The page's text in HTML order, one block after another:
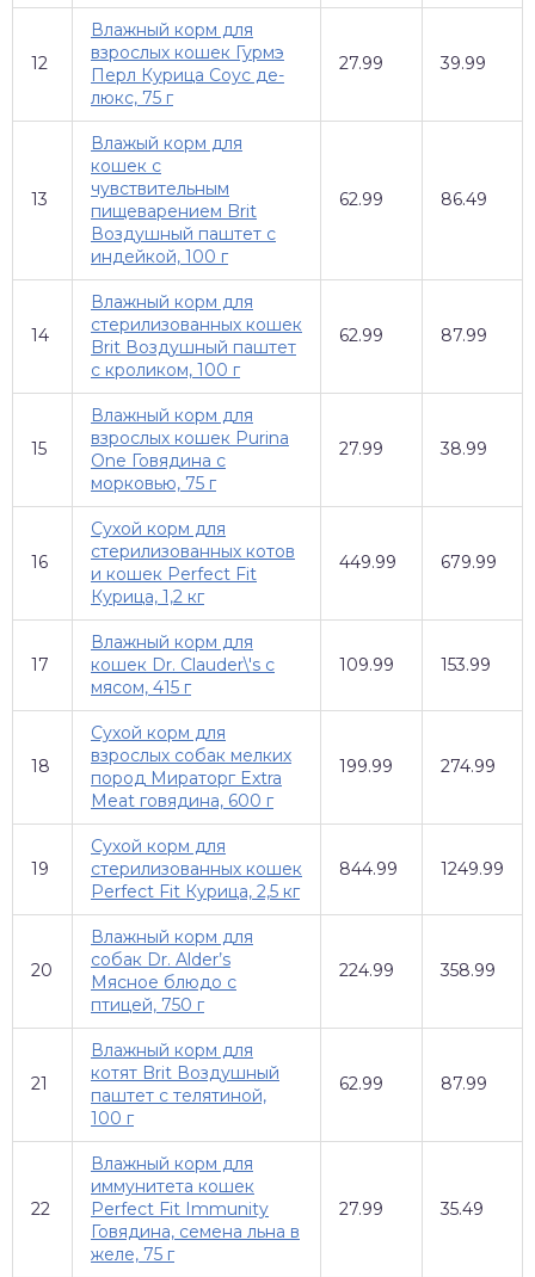
12
Влажный корм для
взрослых кошек Гурмэ
Перл Курица Соус де-
люкс, 75 г
27.99 39.99
13
Влажый корм для
кошек с
чувствительным
пищеварением Brit
Воздушный паштет с
индейкой, 100 г
62.99 86.49
14
Влажный корм для
стерилизованных кошек
Brit Воздушный паштет
с кроликом, 100 г
62.99 87.99
15
Влажный корм для
взрослых кошек Purina
One Говядина с
морковью, 75 г
27.99 38.99
16
Сухой корм для
стерилизованных котов
и кошек Perfect Fit
Курица, 1,2 кг
449.99 679.99
17
Влажный корм для
кошек Dr. Clauder\'s с
мясом, 415 г
109.99 153.99
18
Сухой корм для
взрослых собак мелких
пород Мираторг Extra
Meat говядина, 600 г
199.99 274.99
19
Сухой корм для
стерилизованных кошек
Perfect Fit Курица, 2,5 кг
844.99 1249.99
20
Влажный корм для
собак Dr. Alder’s
Мясное блюдо с
птицей, 750 г
224.99 358.99
21
Влажный корм для
котят Brit Воздушный
паштет с телятиной,
100 г
62.99 87.99
22
Влажный корм для
иммунитета кошек
Perfect Fit Immunity
Говядина, семена льна в
желе, 75 г
27.99 35.49